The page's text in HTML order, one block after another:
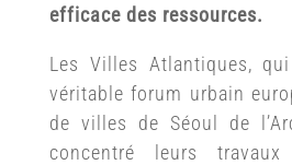
efficace des ressources.
Les Villes Atlantiques,
véritable forum urbain
de villes de Séoul de
concentré leurs